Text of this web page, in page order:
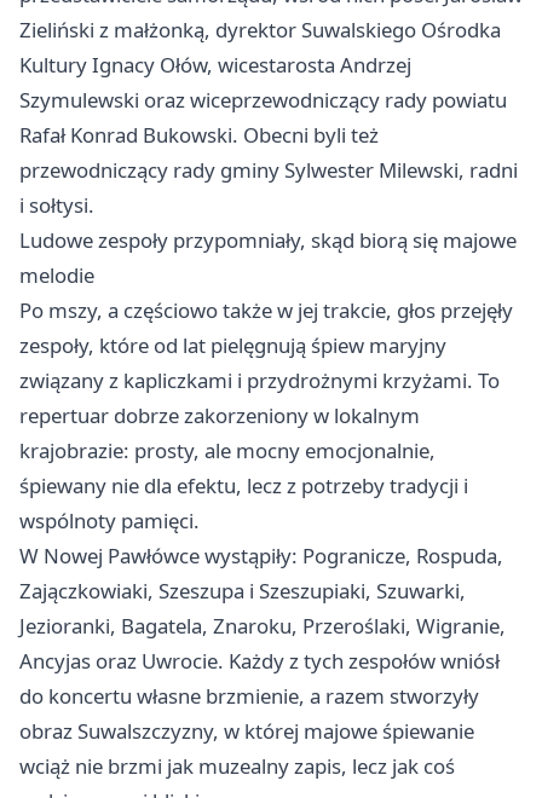
Zieliński z małżonką, dyrektor Suwalskiego Ośrodka
Kultury Ignacy Ołów, wicestarosta Andrzej
Szymulewski oraz wiceprzewodniczący rady powiatu
Rafał Konrad Bukowski. Obecni byli też
przewodniczący rady gminy Sylwester Milewski, radni
i sołtysi.
Ludowe zespoły przypomniały, skąd biorą się majowe
melodie
Po mszy, a częściowo także w jej trakcie, głos przejęły
zespoły, które od lat pielęgnują śpiew maryjny
związany z kapliczkami i przydrożnymi krzyżami. To
repertuar dobrze zakorzeniony w lokalnym
krajobrazie: prosty, ale mocny emocjonalnie,
śpiewany nie dla efektu, lecz z potrzeby tradycji i
wspólnoty pamięci.
W Nowej Pawłówce wystąpiły: Pogranicze, Rospuda,
Zajączkowiaki, Szeszupa i Szeszupiaki, Szuwarki,
Jezioranki, Bagatela, Znaroku, Przeroślaki, Wigranie,
Ancyjas oraz Uwrocie. Każdy z tych zespołów wniósł
do koncertu własne brzmienie, a razem stworzyły
obraz Suwalszczyzny, w której majowe śpiewanie
wciąż nie brzmi jak muzealny zapis, lecz jak coś